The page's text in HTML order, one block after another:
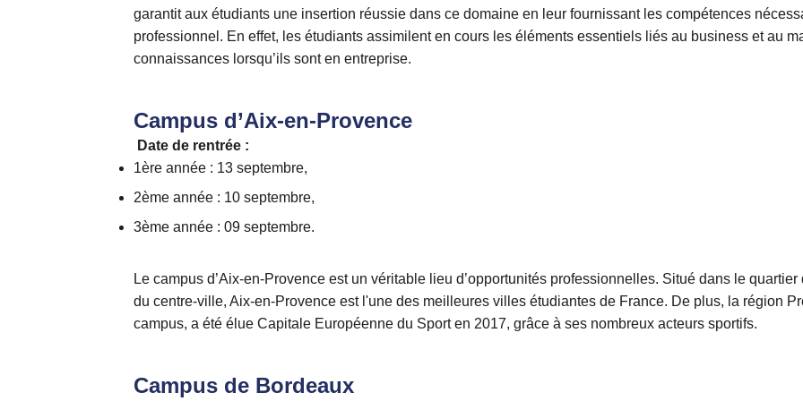
garantit aux étudiants une insertion réussie dans ce domaine en leur fournissant les compétences
professionnel. En effet, les étudiants assimilent en cours les éléments essentiels liés au business et au
connaissances lorsqu’ils sont en entreprise.
Campus d’Aix-en-Provence
Date de rentrée :
1ère année : 13 septembre,
2ème année : 10 septembre,
3ème année : 09 septembre.
Le campus d’Aix-en-Provence est un véritable lieu d’opportunités professionnelles. Situé dans le
du centre-ville, Aix-en-Provence est l'une des meilleures villes étudiantes de France. De plus, la région
campus, a été élue Capitale Européenne du Sport en 2017, grâce à ses nombreux acteurs sportifs.
Campus de Bordeaux